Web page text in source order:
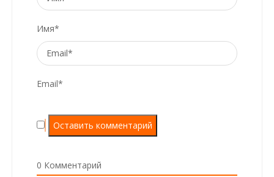
Имя*
Email*
0 Комментарий